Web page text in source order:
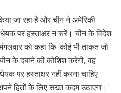
जा रहा है और चीन ने अमेरिकी
पर हस्ताक्षर न करें। चीन के विदेश
को कहा कि 'कोई भी ताकत जो
के दबाने की कोशिश करेगी, वह
पर हस्ताक्षर नहीं करना चाहिए।
हितों के लिए सख्त कदम उठाएगा।'